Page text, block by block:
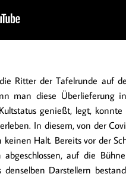
Ritter der Tafelrunde auf
man diese Überlieferung
genießt, legt,
In diesem, von der
keinen Halt. Bereits vor der
auf die
Darstellern